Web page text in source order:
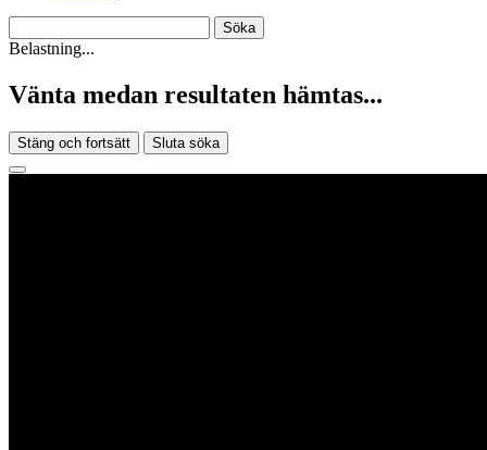
Belastning...
Vänta medan resultaten hämtas...
Stäng och fortsätt Sluta söka